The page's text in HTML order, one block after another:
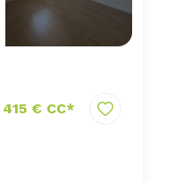
415 € CC*